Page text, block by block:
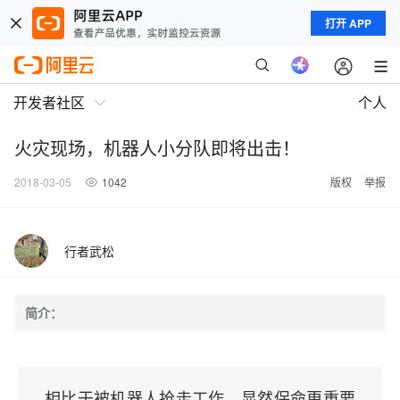
打开 APP
开发者社区 个人
火灾现场，机器人小分队即将出击！
2018-03-05 1042 版权 举报
行者武松
简介：